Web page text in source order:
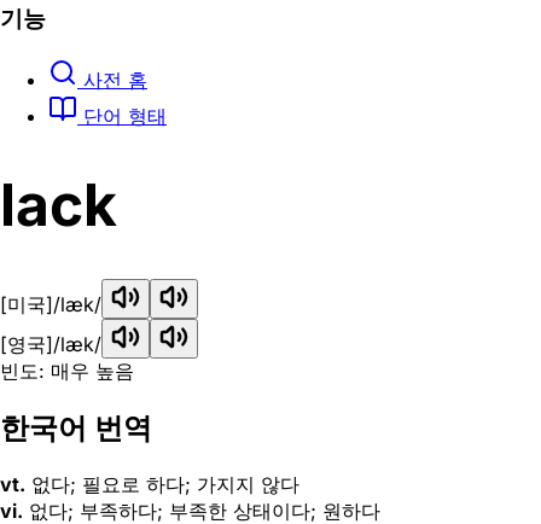
기능
사전 홈
단어 형태
lack
[미국]/læk/
[영국]/læk/
빈도: 매우 높음
한국어 번역
vt. 없다; 필요로 하다; 가지지 않다
vi. 없다; 부족하다; 부족한 상태이다; 원하다